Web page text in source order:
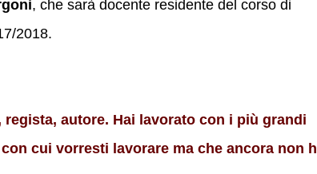
, che sarà docente residente del corso di
2018.
autore. Hai lavorato con i più grandi
cui vorresti lavorare ma che ancora non